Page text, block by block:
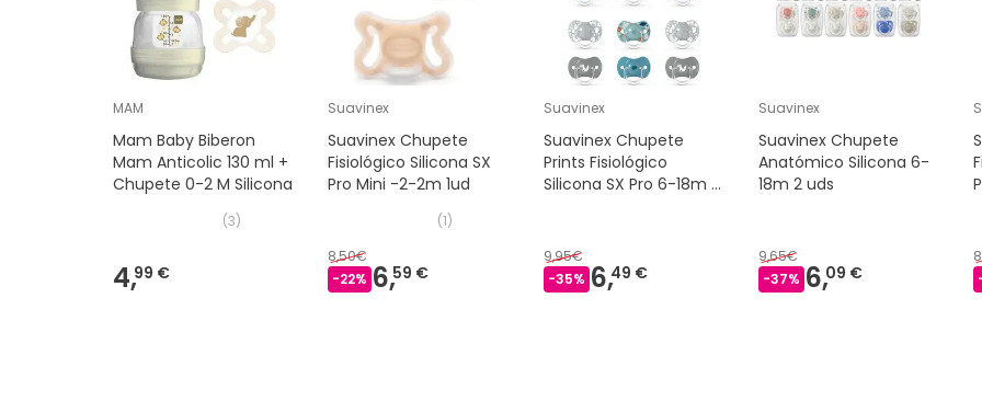
MAM
Mam Baby Biberon
Mam Anticolic 130 ml +
Chupete 0-2 M Silicona
(3)
4,99 €
Suavinex
Suavinex Chupete
Fisiológico Silicona SX
Pro Mini -2-2m 1ud
(1)
8,50€
-22% 6,59 €
Suavinex
Suavinex Chupete
Prints Fisiológico
Silicona SX Pro 6-18m 2
9,95€
-35% 6,49 €
Suavinex
Suavinex Chupete
Anatómico Silicona 6-
18m 2 uds
9,65€
-37% 6,09 €